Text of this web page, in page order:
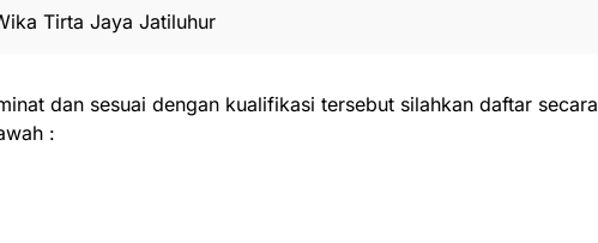
Tirta Jaya Jatiluhur
dan sesuai dengan kualifikasi tersebut silahkan daftar secara
: